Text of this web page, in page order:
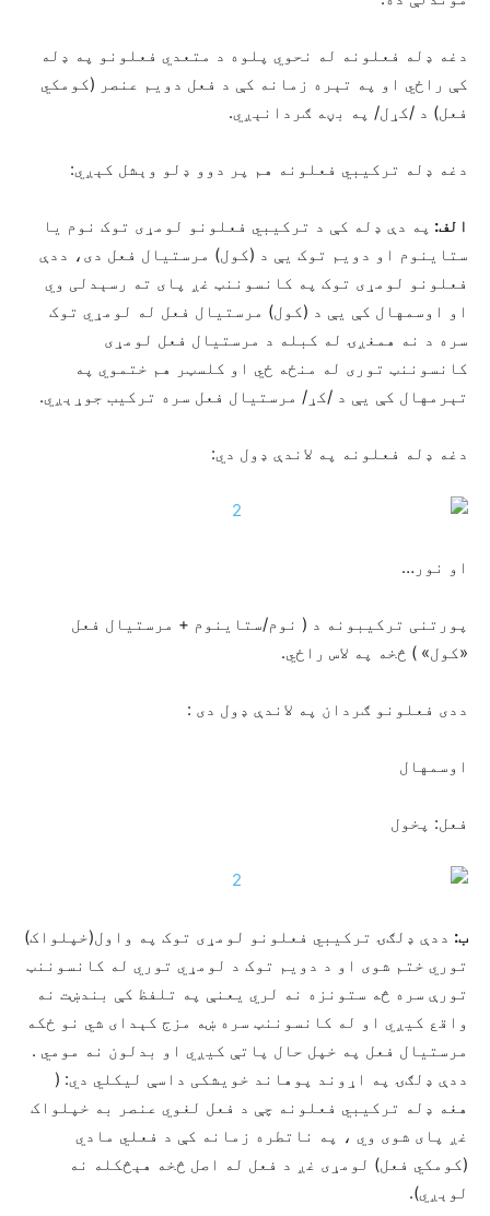
دغه ډله فعلونه له نحوي پلوه د متعدي فعلونو په ډله
کې راځي او په تېره زمانه کې د فعل دویم عنصر (کومکي
فعل) د /کړل/ په بڼه ګردانېږي.
دغه ډله ترکیبي فعلونه هم پر دوو ډلو وېشل کېږي:
الف: په دې ډله کې د ترکیبي فعلونو لومړی توک نوم یا
ستاینوم او دویم توک یې د (کول) مرستیال فعل دی، ددې
فعلونو لومړی توک په کانسوننټ غږ پای ته رسېدلی وي
او اوسمهال کې یې د (کول) مرستیال فعل له لومړي توک
سره د نه همغږۍ له کبله د مرستیال فعل لومړی
کانسوننټ توری له منځه ځي او کلسټر هم ختموي په
تېرمهال کې یې د /کړ/ مرستیال فعل سره ترکیب جوړېږي.
دغه ډله فعلونه په لاندې ډول دي:
او نور…
پورتنی ترکیبونه د ( نوم/ستاینوم + مرستیال فعل
«کول» ) څخه په لاس راځي.
ددی فعلونو ګردان په لاندې ډول دی :
اوسمهال
فعل: پخول
ب: ددې ډلګۍ ترکیبي فعلونو لومړی توک په واول(خپلواک)
توري ختم شوی او د دویم توک د لومړي توري له کانسوننټ
تورې سره څه ستونزه نه لري یعنې په تلفظ کې بندښت نه
واقع کیږي او له کانسوننټ سره ښه مزج کېدای شي نو ځکه
مرستیال فعل په خپل حال پاتې کیږي او بدلون نه مومي .
ددې ډلګۍ په اړوند پوهاند خويشکی داسې لیکلي دي: (
هغه ډله ترکیبي فعلونه چې د فعل لغوي عنصر به خپلواک
غږ پای شوی وي ، په ناتطره زمانه کې د فعلي مادي
(کومکي فعل) لومړی غږ د فعل له اصل څخه هېڅکله نه
لوېږي).